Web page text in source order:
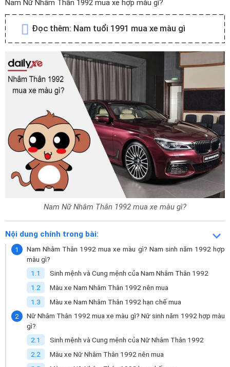
Nam Nữ Nhâm Thân 1992 mua xe hợp màu gì?
Đọc thêm: Nam tuổi 1991 mua xe màu gì
Nam Nữ Nhâm Thân 1992 mua xe màu gì?
Nội dung chính trong bài:
Nam Nhâm Thân 1992 mua xe màu gì? Nam sinh năm 1992 hợp
màu gì?
Sinh mệnh và Cung mệnh của Nam Nhâm Thân 1992
Màu xe Nam Nhâm Thân 1992 nên mua
Màu xe Nam Nhâm Thân 1992 hạn chế mua
Nữ Nhâm Thân 1992 mua xe màu gì? Nữ sinh năm 1992 hợp màu
gì?
Sinh mệnh và Cung mệnh của Nữ Nhâm Thân 1992
Màu xe Nữ Nhâm Thân 1992 nên mua